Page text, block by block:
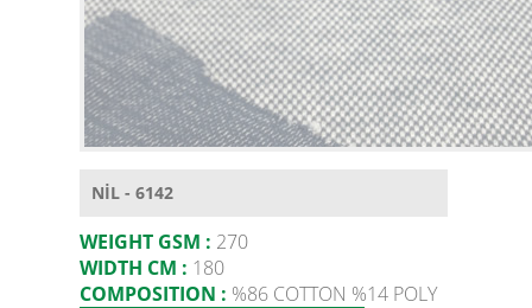
NİL - 6142
WEIGHT GSM : 270
WIDTH CM : 180
COMPOSITION : %86 COTTON %14 POLY